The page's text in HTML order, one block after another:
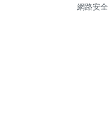
網路安全